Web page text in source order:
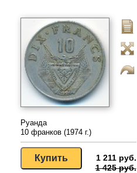
Руанда
10 франков (1974 г.)
1 211 руб.
1 425 руб.